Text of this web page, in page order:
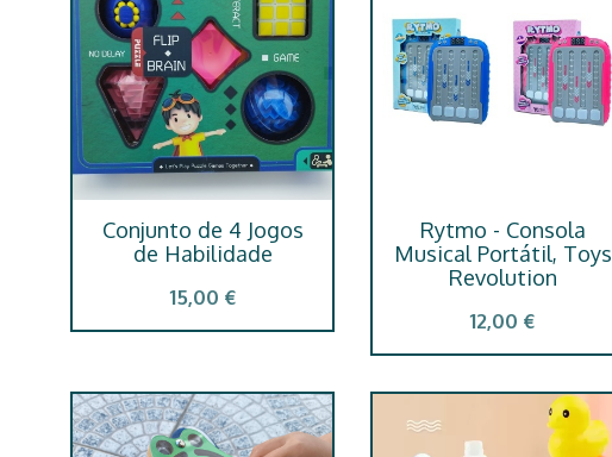
Conjunto de 4 Jogos
de Habilidade
15,00 €
Rytmo - Consola
Musical Portátil, Toys
Revolution
12,00 €